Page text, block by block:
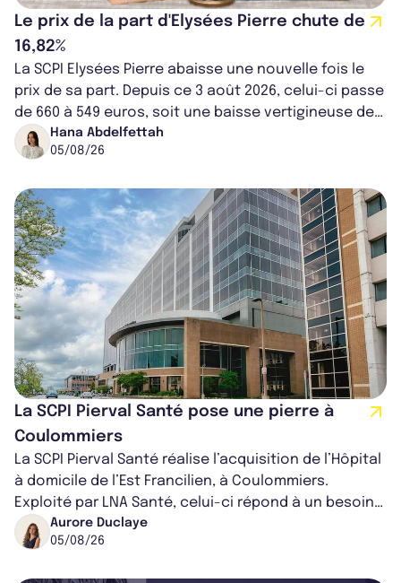
Le prix de la part d'Elysées Pierre chute de
16,82%
La SCPI Elysées Pierre abaisse une nouvelle fois le
prix de sa part. Depuis ce 3 août 2026, celui-ci passe
de 660 à 549 euros, soit une baisse vertigineuse de
16,82%. Cette nouvell...
Hana Abdelfettah
05/08/26
La SCPI Pierval Santé pose une pierre à
Coulommiers
La SCPI Pierval Santé réalise l’acquisition de l’Hôpital
à domicile de l’Est Francilien, à Coulommiers.
Exploité par LNA Santé, celui-ci répond à un besoin
médical croissant, qui s...
Aurore Duclaye
05/08/26